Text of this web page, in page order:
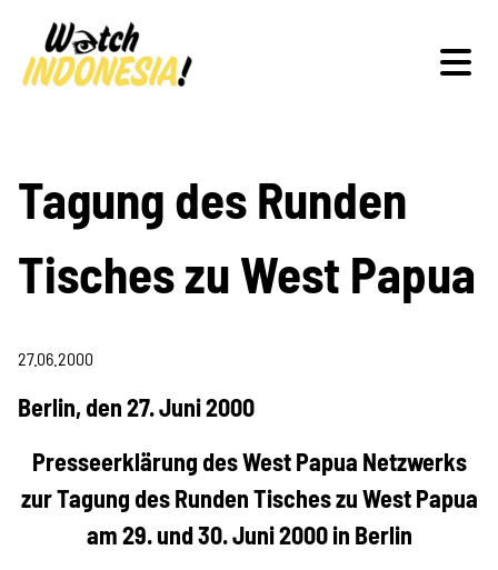
Schwerpunkte
Veranstaltungen
Publikationen
Projekte
Tagung des Runden
Tisches zu West Papua
27.06.2000
Berlin, den 27. Juni 2000
Presseerklärung des West Papua Netzwerks
zur Tagung des Runden Tisches zu West Papua
am 29. und 30. Juni 2000 in Berlin